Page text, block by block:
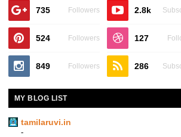
735 Followers 2.8k
524 Followers 127
849 Followers 286
MY BLOG LIST
tamilaruvi.in
-